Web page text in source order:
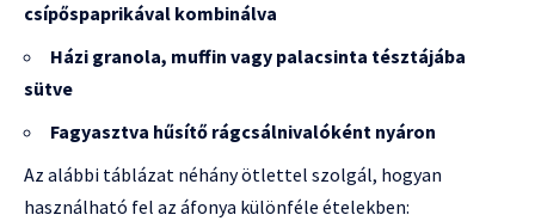
csípőspaprikával kombinálva
Házi granola, muffin vagy palacsinta tésztájába
sütve
Fagyasztva hűsítő rágcsálnivalóként nyáron
Az alábbi táblázat néhány ötlettel szolgál, hogyan
használható fel az áfonya különféle ételekben: